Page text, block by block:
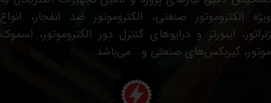
ویژه الکتروموتور صنعتی، الکتروموتور ضد انفجار، انواع
ژنراتور، اینورتر و درایوهای کنترل دور الکتروموتور، اسموک
موتور، گیربکس‌های صنعتی و… می‌باشد.